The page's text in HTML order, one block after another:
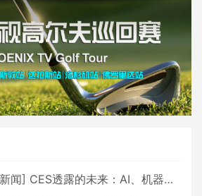
闻] CES透露的未来：AI、机器人与智能生活大爆发